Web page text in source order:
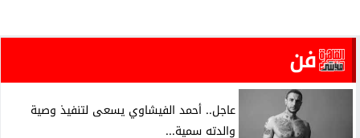
فن
عاجل.. أحمد الفيشاوي يسعى لتنفيذ وصية
والدته سمية...